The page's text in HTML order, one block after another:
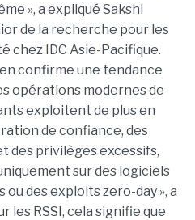
», a expliqué Sakshi
de la recherche pour les
chez IDC Asie-Pacifique.
confirme une tendance
opérations modernes de
exploitent de plus en
de confiance, des
des privilèges excessifs,
sur des logiciels
des exploits zero-day », a
les RSSI, cela signifie que